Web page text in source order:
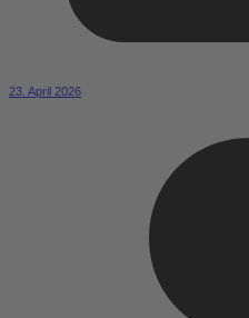
23. April 2026